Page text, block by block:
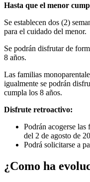
Hasta que el menor
Se establecen dos (2)
para el cuidado del menor.
Se podrán disfrutar de
8 años.
Las familias
igualmente se podrán
cumpla los 8 años.
Disfrute retroactivo:
Podrán acogerse
del 2 de agosto de
Podrá solicitarse a
¿Como ha